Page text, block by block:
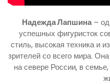
Надежда Лапшина–
успешных фигуристок
стиль, высокая техника и
зрителей со всего мира.
на севере России, в